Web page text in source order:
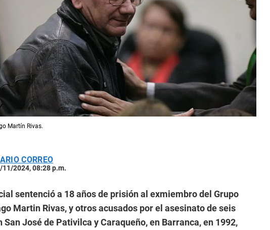
Martín Rivas.
CORREO
2024, 08:28 p.m.
sentenció a 18 años de prisión al exmiembro del Grupo
Martin Rivas, y otros acusados por el asesinato de seis
San José de Pativilca y Caraqueño, en Barranca, en 1992,